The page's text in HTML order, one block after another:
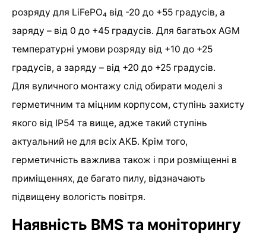
розряду для LiFePO₄ від -20 до +55 градусів, а
заряду – від 0 до +45 градусів. Для багатьох AGM
температурні умови розряду від +10 до +25
градусів, а заряду – від +20 до +25 градусів.
Для вуличного монтажу слід обирати моделі з
герметичним та міцним корпусом, ступінь захисту
якого від IP54 та вище, адже такий ступінь
актуальний не для всіх АКБ. Крім того,
герметичність важлива також і при розміщенні в
приміщеннях, де багато пилу, відзначають
підвищену вологість повітря.
Наявність BMS та моніторингу